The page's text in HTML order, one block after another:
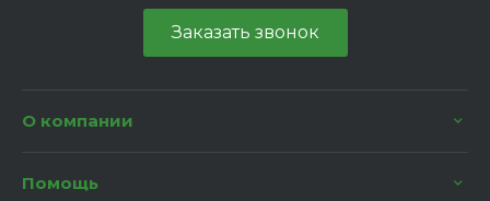
Заказать звонок
О компании
Помощь